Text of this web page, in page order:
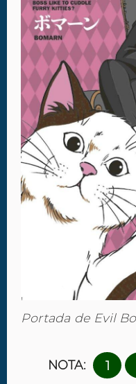
Portada de Evil
NOTA: 1